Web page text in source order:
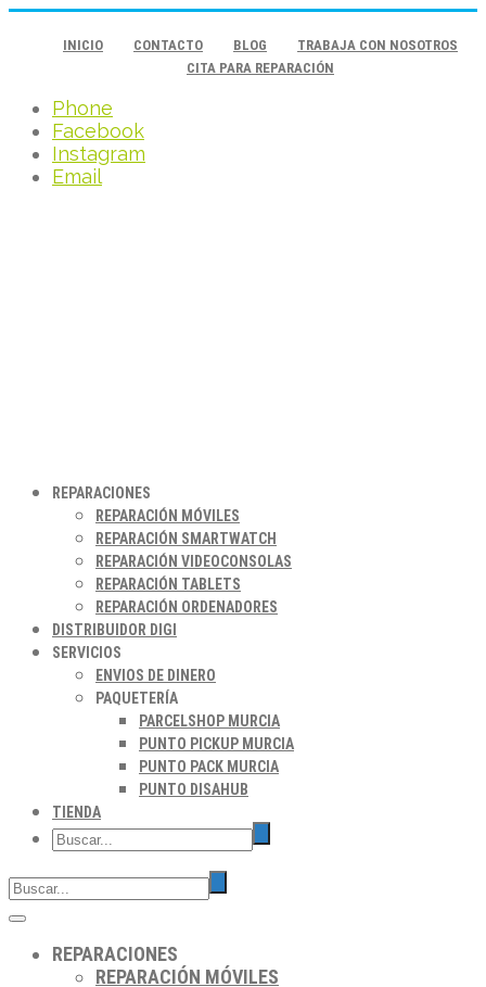
INICIO CONTACTO BLOG
TRABAJA CON NOSOTROS
CITA PARA REPARACIÓN
Phone
Facebook
Instagram
Email
REPARACIONES
REPARACIÓN MÓVILES
REPARACIÓN SMARTWATCH
REPARACIÓN VIDEOCONSOLAS
REPARACIÓN TABLETS
REPARACIÓN ORDENADORES
DISTRIBUIDOR DIGI
SERVICIOS
ENVIOS DE DINERO
PAQUETERÍA
PARCELSHOP MURCIA
PUNTO PICKUP MURCIA
PUNTO PACK MURCIA
PUNTO DISAHUB
TIENDA
REPARACIONES
REPARACIÓN MÓVILES